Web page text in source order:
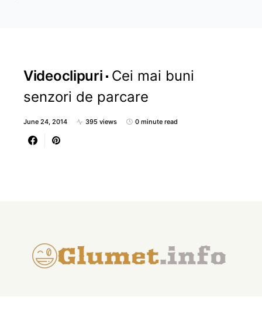
Videoclipuri Cei mai buni
senzori de parcare
June 24, 2014 395 views 0 minute read